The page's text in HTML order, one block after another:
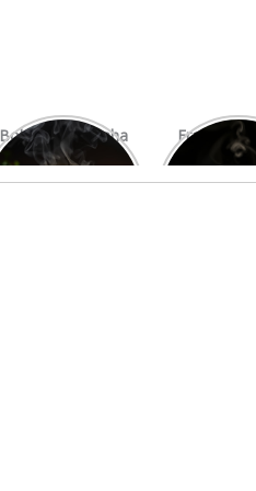
Bolo de Pamonha
na Palha
Frango
com